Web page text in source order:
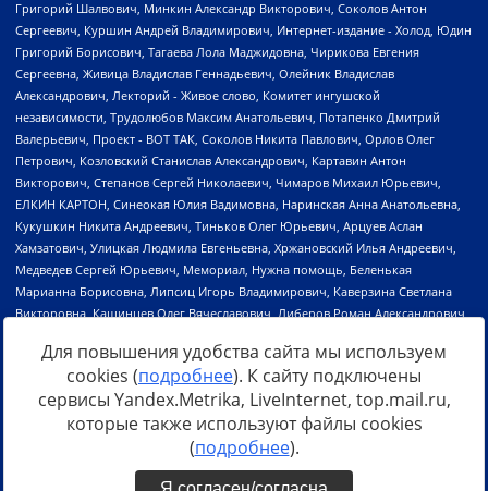
Источник:https://minjust.gov.ru/uploaded/files/reestr-
inostrannyih-agentov-22-03-2024.pdfданные на22.03.2024
Для повышения удобства сайта мы используем
cookies (подробнее). К сайту подключены
сервисы Yandex.Metrika, LiveInternet, top.mail.ru,
которые также используют файлы cookies
(подробнее).